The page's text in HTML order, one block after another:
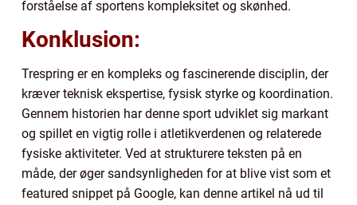
forståelse af sportens kompleksitet og skønhed.
Konklusion:
Trespring er en kompleks og fascinerende disciplin, der
kræver teknisk ekspertise, fysisk styrke og koordination.
Gennem historien har denne sport udviklet sig markant
og spillet en vigtig rolle i atletikverdenen og relaterede
fysiske aktiviteter. Ved at strukturere teksten på en
måde, der øger sandsynligheden for at blive vist som et
featured snippet på Google, kan denne artikel nå ud til